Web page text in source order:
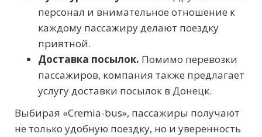
персонал и внимательное отношение к
каждому пассажиру делают поездку
приятной.
Доставка посылок. Помимо перевозки
пассажиров, компания также предлагает
услугу доставки посылок в Донецк.
Выбирая «Cremia-bus», пассажиры получают
не только удобную поездку, но и уверенность